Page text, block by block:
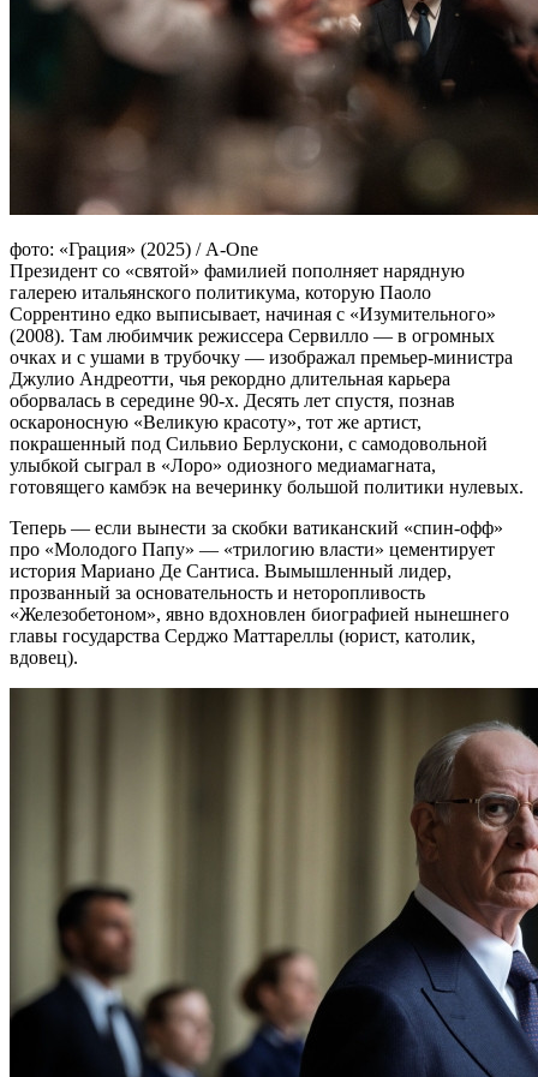
фото: «Грация» (2025) / A-One
Президент со «святой» фамилией пополняет нарядную
галерею итальянского политикума, которую Паоло
Соррентино едко выписывает, начиная с «Изумительного»
(2008). Там любимчик режиссера Сервилло — в огромных
очках и с ушами в трубочку — изображал премьер-министра
Джулио Андреотти, чья рекордно длительная карьера
оборвалась в середине 90-х. Десять лет спустя, познав
оскароносную «Великую красоту», тот же артист,
покрашенный под Сильвио Берлускони, с самодовольной
улыбкой сыграл в «Лоро» одиозного медиамагната,
готовящего камбэк на вечеринку большой политики нулевых.
Теперь — если вынести за скобки ватиканский «спин-офф»
про «Молодого Папу» — «трилогию власти» цементирует
история Мариано Де Сантиса. Вымышленный лидер,
прозванный за основательность и неторопливость
«Железобетоном», явно вдохновлен биографией нынешнего
главы государства Серджо Маттареллы (юрист, католик,
вдовец).